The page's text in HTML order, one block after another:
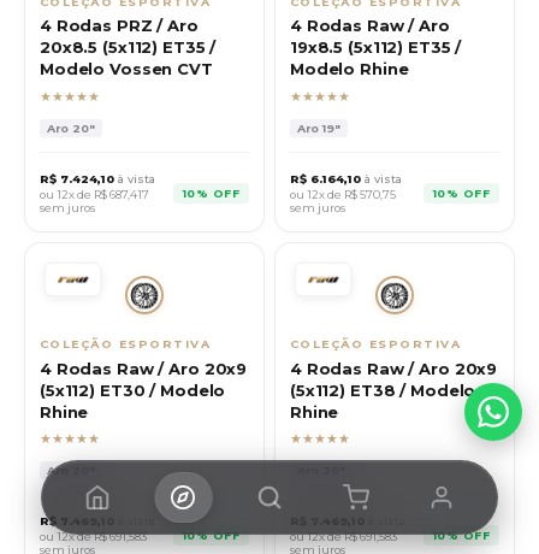
4 Rodas PRZ / Aro
20x8.5 (5x112) ET35 /
Modelo Vossen CVT
★★★★★
Aro 20"
R$ 7.424,10 à vista
ou 12x de R$687,417
sem juros
10% OFF
4 Rodas Raw / Aro
19x8.5 (5x112) ET35 /
Modelo Rhine
★★★★★
Aro19"
R$ 6.164,10 à vista
ou 12x de R$570,75
sem juros
10% OFF
COLEÇÃO ESPORTIVA
4 Rodas Raw / Aro 20x9
(5x112) ET30 / Modelo
Rhine
★★★★★
Aro
R$ 7.469,10
ou 12x de R$691,583
sem juros
10% OFF
COLEÇÃO ESPORTIVA
4 Rodas Raw / Aro 20x9
(5x112) ET38 / Modelo
Rhine
★★★★★
ou 12x de R$691,583
sem juros
10% OFF